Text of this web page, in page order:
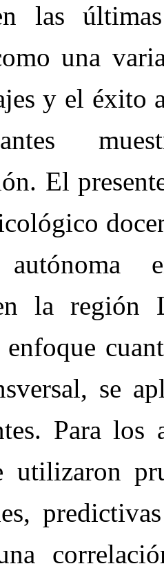
las
una
y el éxito
El
autónoma
la región
se
Para los
utilizaron